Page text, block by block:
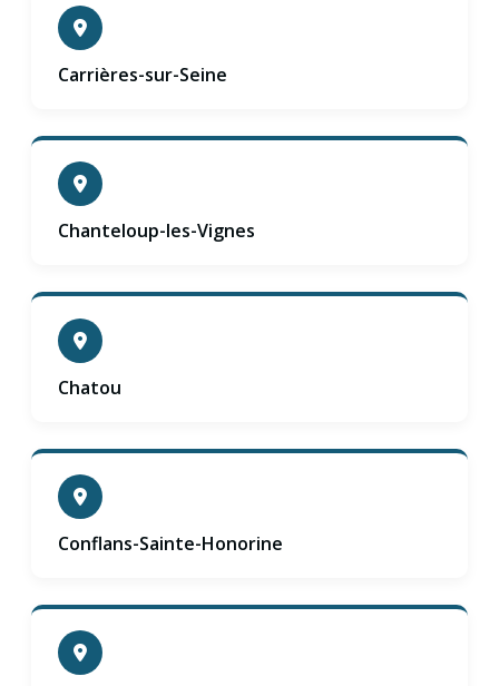
Carrières-sur-Seine
Chanteloup-les-Vignes
Chatou
Conflans-Sainte-Honorine